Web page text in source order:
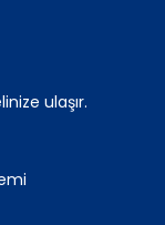
ulaşır.